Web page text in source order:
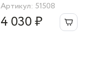
Italiana
Артикул: 51508
4 030 ₽